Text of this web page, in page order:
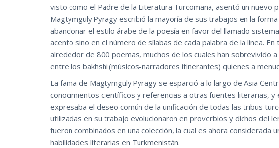
visto como el Padre de la Literatura Turcomana, asentó un nuevo
Magtymguly Pyragy escribió la mayoría de sus trabajos en la
abandonar el estilo árabe de la poesía en favor del llamado
acento sino en el número de sílabas de cada palabra de la línea.
alrededor de 800 poemas, muchos de los cuales han sobrevivido
entre los bakhshi (músicos-narradores itinerantes) quienes a
La fama de Magtymguly Pyragy se esparció a lo largo de Asia
conocimientos científicos y referencias a otras fuentes literarias, y
expresaba el deseo común de la unificación de todas las tribus
utilizadas en su trabajo evolucionaron en proverbios y dichos del
fueron combinados en una colección, la cual es ahora considerada
habilidades literarias en Turkmenistán.